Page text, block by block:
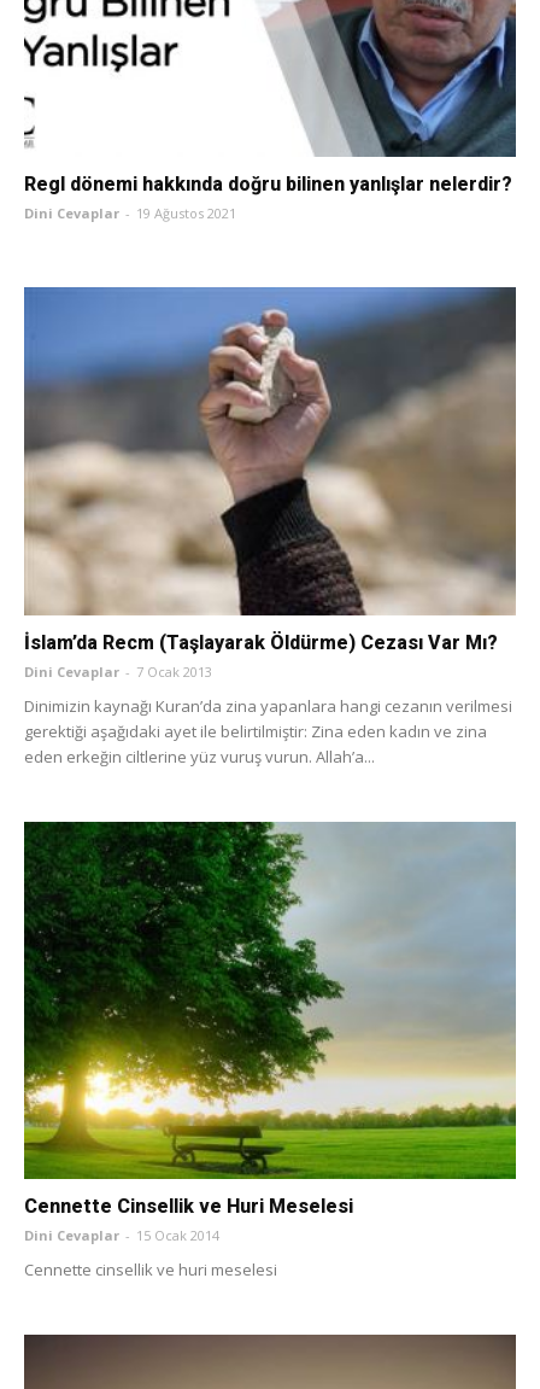
Regl dönemi hakkında doğru bilinen yanlışlar nelerdir?
Dini Cevaplar - 19 Ağustos 2021
İslam’da Recm (Taşlayarak Öldürme) Cezası Var Mı?
Dini Cevaplar - 7 Ocak 2013
Dinimizin kaynağı Kuran’da zina yapanlara hangi cezanın verilmesi
gerektiği aşağıdaki ayet ile belirtilmiştir: Zina eden kadın ve zina
eden erkeğin ciltlerine yüz vuruş vurun. Allah’a...
Cennette Cinsellik ve Huri Meselesi
Dini Cevaplar - 15 Ocak 2014
Cennette cinsellik ve huri meselesi